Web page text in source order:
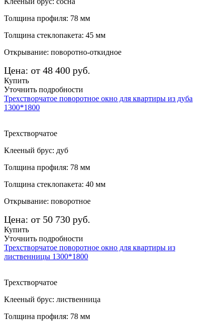
Толщина профиля: 78 мм
Толщина стеклопакета: 45 мм
Открывание: поворотно-откидное
Цена: от 48 400 руб.
Купить
Уточнить подробности
Трехстворчатое поворотное окно для квартиры из дуба
1300*1800
Трехстворчатое
Клееный брус: дуб
Толщина профиля: 78 мм
Толщина стеклопакета: 40 мм
Открывание: поворотное
Цена: от 50 730 руб.
Купить
Уточнить подробности
Трехстворчатое поворотное окно для квартиры из
лиственницы 1300*1800
Трехстворчатое
Клееный брус: лиственница
Толщина профиля: 78 мм